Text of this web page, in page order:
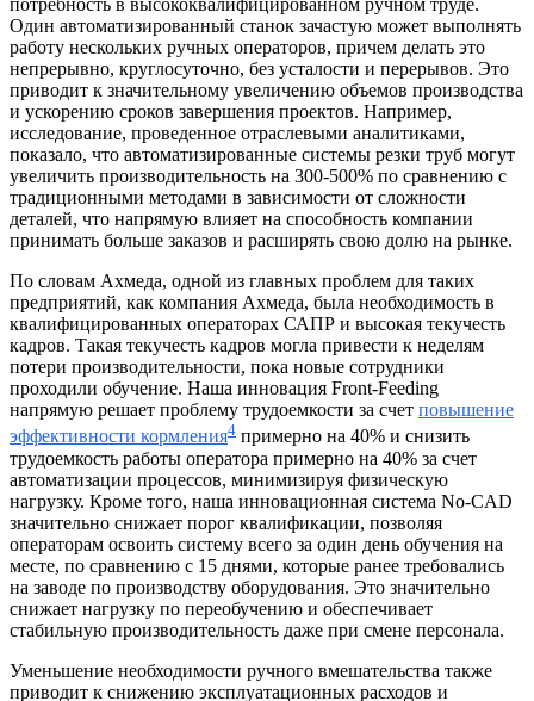
потребность в высококвалифицированном ручном труде.
Один автоматизированный станок зачастую может выполнять
работу нескольких ручных операторов, причем делать это
непрерывно, круглосуточно, без усталости и перерывов. Это
приводит к значительному увеличению объемов производства
и ускорению сроков завершения проектов. Например,
исследование, проведенное отраслевыми аналитиками,
показало, что автоматизированные системы резки труб могут
увеличить производительность на 300-500% по сравнению с
традиционными методами в зависимости от сложности
деталей, что напрямую влияет на способность компании
принимать больше заказов и расширять свою долю на рынке.
По словам Ахмеда, одной из главных проблем для таких
предприятий, как компания Ахмеда, была необходимость в
квалифицированных операторах САПР и высокая текучесть
кадров. Такая текучесть кадров могла привести к неделям
потери производительности, пока новые сотрудники
проходили обучение. Наша инновация Front-Feeding
напрямую решает проблему трудоемкости за счет повышение
эффективности кормления4 примерно на 40% и снизить
трудоемкость работы оператора примерно на 40% за счет
автоматизации процессов, минимизируя физическую
нагрузку. Кроме того, наша инновационная система No-CAD
значительно снижает порог квалификации, позволяя
операторам освоить систему всего за один день обучения на
месте, по сравнению с 15 днями, которые ранее требовались
на заводе по производству оборудования. Это значительно
снижает нагрузку по переобучению и обеспечивает
стабильную производительность даже при смене персонала.
Уменьшение необходимости ручного вмешательства также
приводит к снижению эксплуатационных расходов и